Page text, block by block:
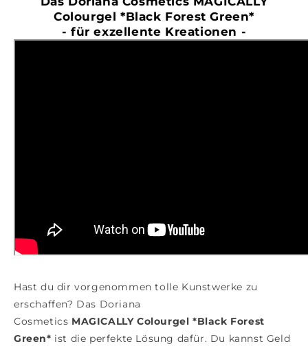
Colourgel *Black Forest Green*
- für exzellente Kreationen -
Hast du dir vorgenommen tolle Kunstwerke zu
erschaffen? Das Doriana
Cosmetics MAGICALLY Colourgel *Black Forest
Green* ist die perfekte Lösung dafür. Du kannst Geld